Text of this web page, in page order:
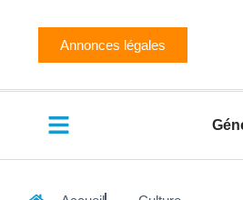
Annonces légales